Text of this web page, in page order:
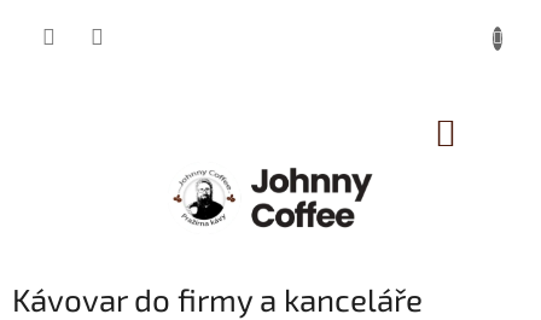
Kávovar do firmy a kanceláře